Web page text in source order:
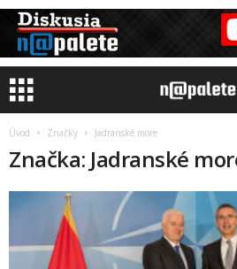
Úvod Značky Jadranské more
Značka: Jadranské